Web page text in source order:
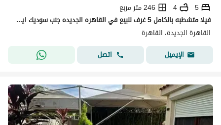
5
4
246 متر مربع
فيلا متشطبه بالكامل 5 غرف للبيع في القاهره الجديده جنب سوديك ايست وباقل من سعر الماكت
القاهرة الجديدة، القاهرة
الإيميل
اتصل